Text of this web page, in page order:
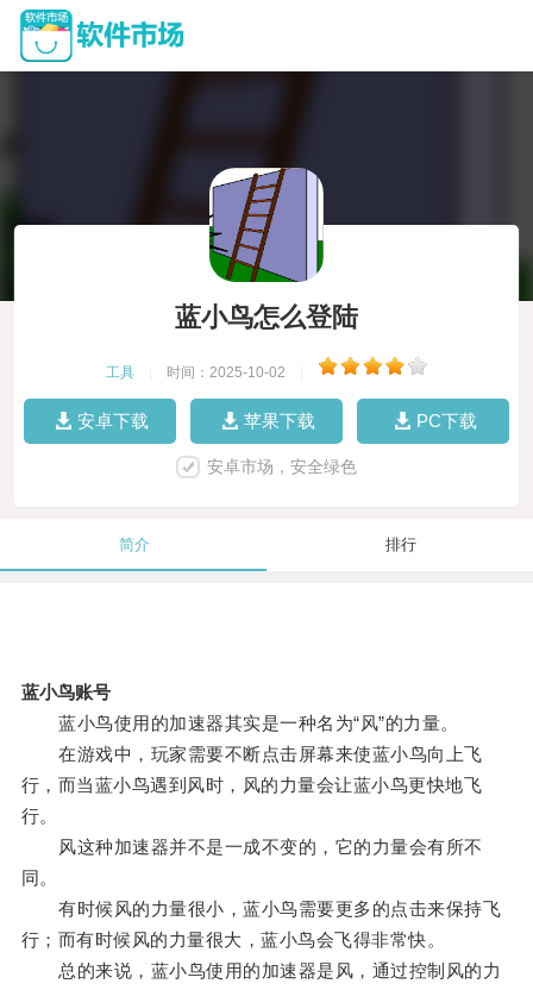
蓝小鸟怎么登陆
工具 时间：2025-10-02
安卓下载 苹果下载 PC下载
安卓市场，安全绿色
简介 排行
蓝小鸟账号
蓝小鸟使用的加速器其实是一种名为“风”的力量。
在游戏中，玩家需要不断点击屏幕来使蓝小鸟向上飞
行，而当蓝小鸟遇到风时，风的力量会让蓝小鸟更快地飞
行。
风这种加速器并不是一成不变的，它的力量会有所不
同。
有时候风的力量很小，蓝小鸟需要更多的点击来保持飞
行；而有时候风的力量很大，蓝小鸟会飞得非常快。
总的来说，蓝小鸟使用的加速器是风，通过控制风的力